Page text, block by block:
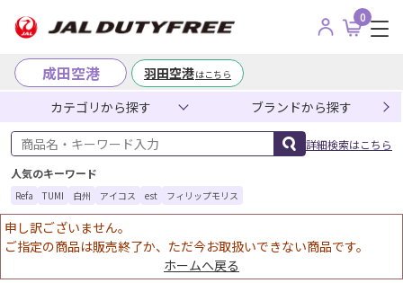
0
成田空港 羽田空港はこちら
カテゴリから探す ブランドから探す
商品名・キーワード入力
詳細検索はこちら
人気のキーワード
Refa TUMI 白州 アイコス est フィリップモリス
申し訳ございません。
ご指定の商品は販売終了か、ただ今お取扱いできない商品です。
ホームへ戻る